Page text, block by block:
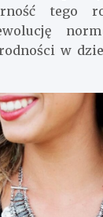
tego
w